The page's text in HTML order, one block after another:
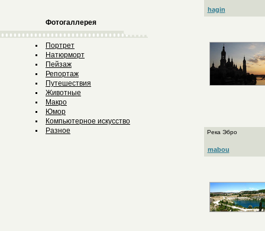
Фотогаллерея
Портрет
Натюрморт
Пейзаж
Репортаж
Путешествия
Животные
Макро
Юмор
Компьютерное искусство
Разное
hagin
Река Эбро
mabou